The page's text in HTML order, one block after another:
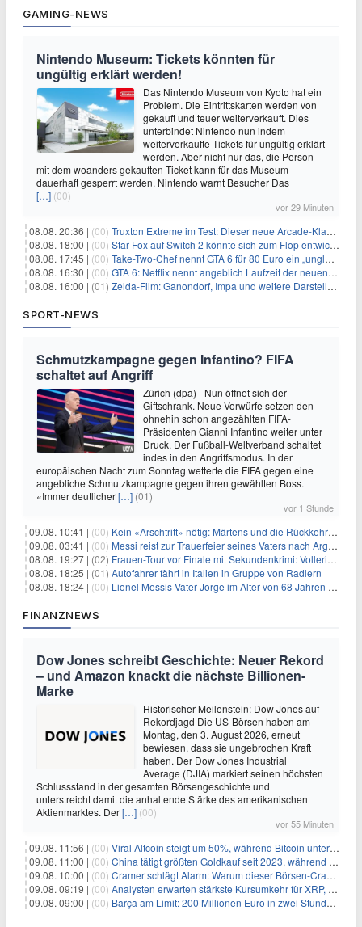
GAMING-NEWS
Nintendo Museum: Tickets könnten für
ungültig erklärt werden!
Das Nintendo Museum von Kyoto hat ein
Problem. Die Eintrittskarten werden von
gekauft und teuer weiterverkauft. Dies
unterbindet Nintendo nun indem
weiterverkaufte Tickets für ungültig erklärt
werden. Aber nicht nur das, die Person
mit dem woanders gekauften Ticket kann für das Museum
dauerhaft gesperrt werden. Nintendo warnt Besucher Das
[…] (00)
vor 29 Minuten
08.08. 20:36 | (00) Truxton Extreme im Test: Dieser neue Arcade-Klassiker verzeiht dir gar nichts
08.08. 18:00 | (00) Star Fox auf Switch 2 könnte sich zum Flop entwickeln
08.08. 17:45 | (00) Take-Two-Chef nennt GTA 6 für 80 Euro ein „unglaubliches Schnäppchen“
08.08. 16:30 | (00) GTA 6: Netflix nennt angeblich Laufzeit der neuen Gameplay-Präsentation
08.08. 16:00 | (01) Zelda-Film: Ganondorf, Impa und weitere Darsteller sollen feststehen
SPORT-NEWS
Schmutzkampagne gegen Infantino? FIFA
schaltet auf Angriff
Zürich (dpa) - Nun öffnet sich der
Giftschrank. Neue Vorwürfe setzen den
ohnehin schon angezählten FIFA-
Präsidenten Gianni Infantino weiter unter
Druck. Der Fußball-Weltverband schaltet
indes in den Angriffsmodus. In der
europäischen Nacht zum Sonntag wetterte die FIFA gegen eine
angebliche Schmutzkampagne gegen ihren gewählten Boss.
«Immer deutlicher[…] (01)
vor 1 Stunde
09.08. 10:41 | (00) Kein «Arschtritt» nötig: Märtens und die Rückkehr nach Paris
09.08. 03:41 | (00) Messi reist zur Trauerfeier seines Vaters nach Argentinien
08.08. 19:27 | (02) Frauen-Tour vor Finale mit Sekundenkrimi: Vollering in Gelb
08.08. 18:25 | (01) Autofahrer fährt in Italien in Gruppe von Radlern
08.08. 18:24 | (00) Lionel Messis Vater Jorge im Alter von 68 Jahren gestorben
FINANZNEWS
Dow Jones schreibt Geschichte: Neuer Rekord
– und Amazon knackt die nächste Billionen-
Marke
Historischer Meilenstein: Dow Jones auf
Rekordjagd Die US-Börsen haben am
Montag, den 3. August 2026, erneut
bewiesen, dass sie ungebrochen Kraft
haben. Der Dow Jones Industrial
Average (DJIA) markiert seinen höchsten
Schlussstand in der gesamten Börsengeschichte und
unterstreicht damit die anhaltende Stärke des amerikanischen
Aktienmarktes. Der[…] (00)
vor 55 Minuten
09.08. 11:56 | (00) Viral Altcoin steigt um 50%, während Bitcoin unter $65.000 fällt
09.08. 11:00 | (00) China tätigt größten Goldkauf seit 2023, während Goldpreis um 8% steigt
09.08. 10:00 | (00) Cramer schlägt Alarm: Warum dieser Börsen-Crash die beste Einstiegschance seit Monaten ist
09.08. 09:19 | (00) Analysten erwarten stärkste Kursumkehr für XRP, während Polymarket skeptisch bleibt
09.08. 09:00 | (00) Barça am Limit: 200 Millionen Euro in zwei Stunden – warum dieser Schuldentrip hochgefährlich wird